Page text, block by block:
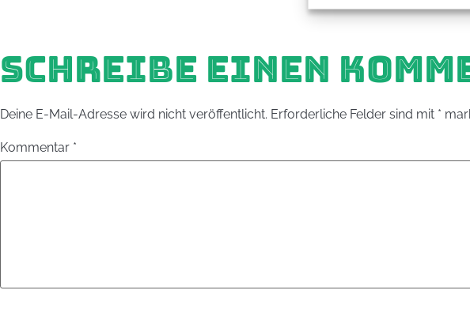
SCHREIBE EINEN
Deine E-Mail-Adresse wird nicht veröffentlicht. Erforderliche Felder sind mit *
Kommentar *